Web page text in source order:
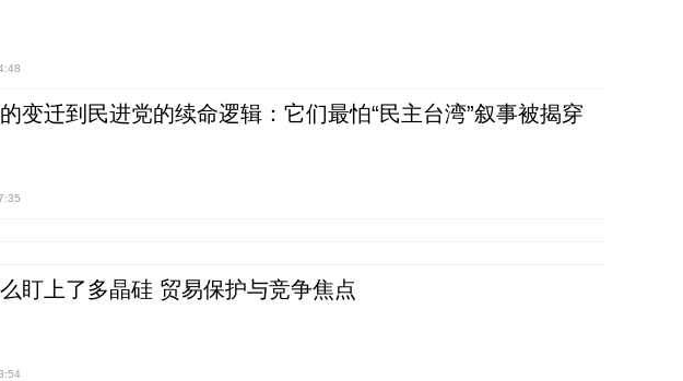
变迁到民进党的续命逻辑：它们最怕“民主台湾”叙事被揭穿
盯上了多晶硅 贸易保护与竞争焦点